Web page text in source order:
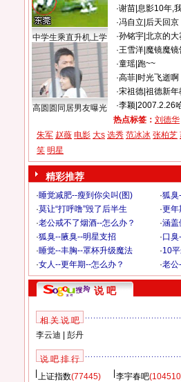
中学生乘直升机上学
高圆圆同居男友曝光
·谢苗| 息影10年,
·冯自立 后天回京
·孙铭宇| 北京的大
·王雪洋| 魔镜魔镜
·童瑶| 跑~~
·高菲| 时光飞逝啊
·宋祖德| 祖德新年
·李颖| 2007.2.26
热点标签： 刘德华
朱军 赵薇 电影 大s 选秀 范冰冰 张柏芝
笑 明星
精彩推荐
·睡觉减肥--瘦到你尖叫(图) ·狐臭
·莫让“打呼噜”毁了后半生 ·更年
·老公戒不了烟酒--怎么办？ ·涵盖
·狐臭--腋臭--明星支招 ·口
·睡觉--丰胸--罩杯升级魔法 ·10
·女人--更年期--怎么办？ ·老公
说 吧
相 关 说 吧
李云迪
彭丹
说 吧 排 行
上证指数(77445) 李宇春吧